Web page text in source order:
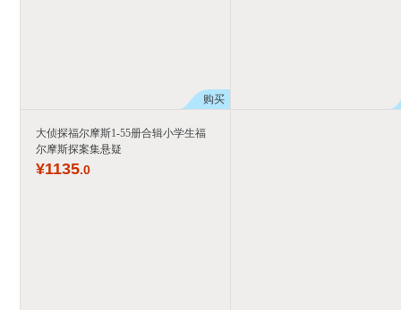
购买
大侦探福尔摩斯1-55册合辑小学生福
尔摩斯探案集悬疑
¥1135.0